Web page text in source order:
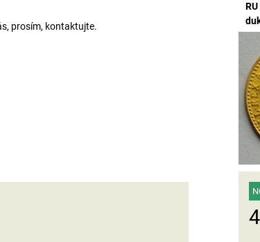
prosím, kontaktujte.